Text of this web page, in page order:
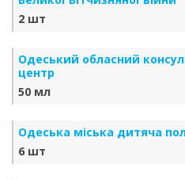
2 шт
Одеський обласний
центр
50 мл
Одеська міська дитяча
6 шт